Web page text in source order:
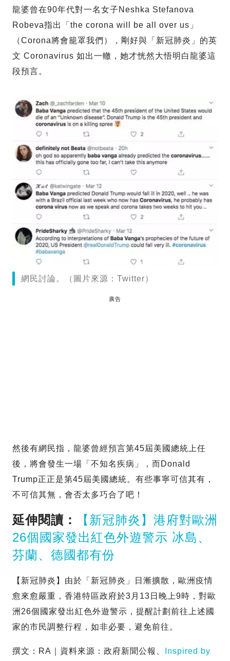
龍婆曾在90年代對一名女子Neshka Stefanova
Robeva指出「the corona will be all over us」
（Corona將會籠罩我們），剛好與「新冠肺炎」的英
文 Coronavirus 如出一轍，她才恍然大悟明白龍婆這
段預言。
網民討論。（圖片來源：Twitter）
廣告
然後有網民指，龍婆曾經預言第45屆美國總統上任
後，將會發生一場「不知名疾病」，而Donald
Trump正正是第45屆美國總統。有些事寧可信其有，
不可信其無，會否太多巧合了吧！
延伸閱讀：
【新冠肺炎】港府對歐洲
26個國家發出紅色外遊警示 冰島、
芬蘭、德國都有份
【新冠肺炎】由於「新冠肺炎」日漸擴散，歐洲疫情
愈來愈嚴重，香港特區政府於3月13日晚上9時，對歐
洲26個國家發出紅色外遊警示，提醒計劃前往上述國
家的市民調整行程，如非必要，避免前往。
撰文：RA｜資料來源：政府新聞公報、
Inspired by